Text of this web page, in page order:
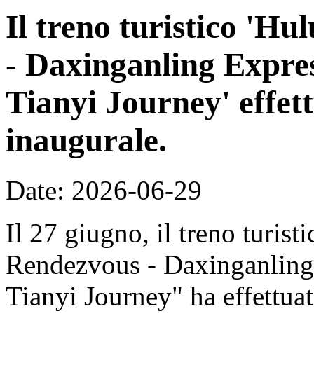
Il treno turistico
- Daxinganling
Tianyi Journey'
inaugurale.
Date: 2026-06-29
Il 27 giugno, il treno
Rendezvous -
Tianyi Journey" ha